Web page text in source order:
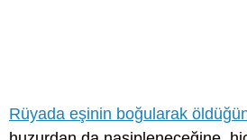
Rüyada eşinin boğularak